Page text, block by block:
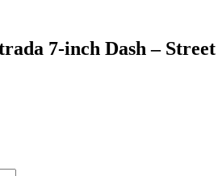
7-inch Dash – Street